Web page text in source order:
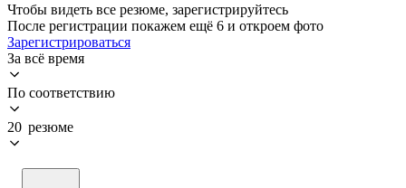
Чтобы видеть все резюме, зарегистрируйтесь
После регистрации покажем ещё 6 и откроем фото
Зарегистрироваться
За всё время
По соответствию
20 резюме